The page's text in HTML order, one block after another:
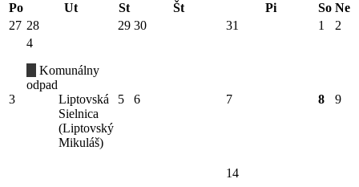
Po
Ut St Št Pi So Ne
27 28 29 30 31 1 2
3
4
Komunálny
odpad
Liptovská
Sielnica
(Liptovský
Mikuláš)
5 6 7 8 9
14